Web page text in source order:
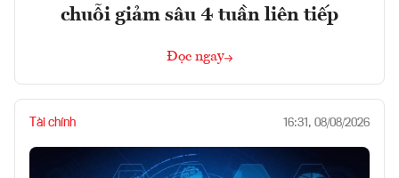
chuỗi giảm sâu 4 tuần liên tiếp
Đọc ngay
Tài chính 16:31, 08/08/2026